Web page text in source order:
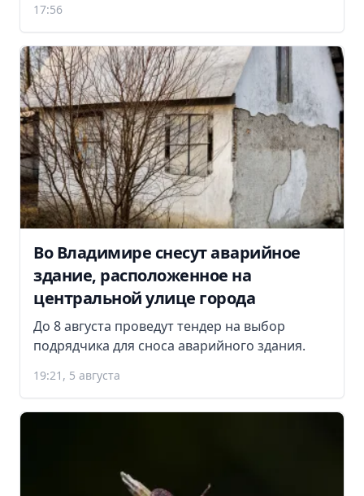
17:56
Во Владимире снесут аварийное
здание, расположенное на
центральной улице города
До 8 августа проведут тендер на выбор
подрядчика для сноса аварийного здания.
19:21, 5 августа